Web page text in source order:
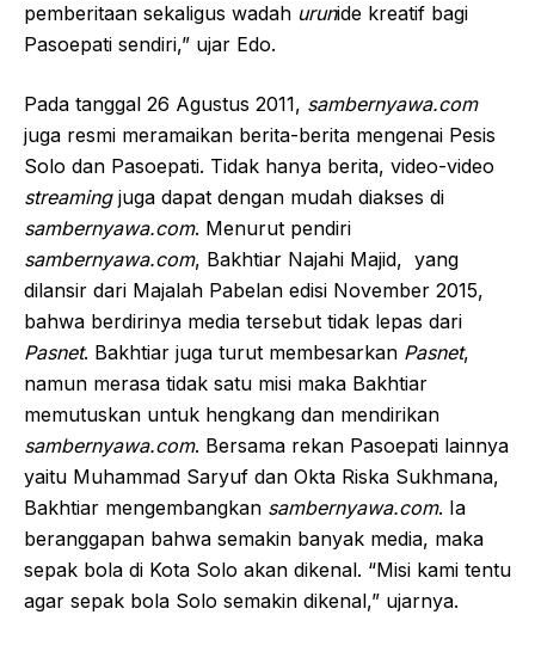
pemberitaan sekaligus wadah urunide kreatif bagi
Pasoepati sendiri,” ujar Edo.
Pada tanggal 26 Agustus 2011, sambernyawa.com
juga resmi meramaikan berita-berita mengenai Pesis
Solo dan Pasoepati. Tidak hanya berita, video-video
streaming juga dapat dengan mudah diakses di
sambernyawa.com. Menurut pendiri
sambernyawa.com, Bakhtiar Najahi Majid, yang
dilansir dari Majalah Pabelan edisi November 2015,
bahwa berdirinya media tersebut tidak lepas dari
Pasnet. Bakhtiar juga turut membesarkan Pasnet,
namun merasa tidak satu misi maka Bakhtiar
memutuskan untuk hengkang dan mendirikan
sambernyawa.com. Bersama rekan Pasoepati lainnya
yaitu Muhammad Saryuf dan Okta Riska Sukhmana,
Bakhtiar mengembangkan sambernyawa.com. Ia
beranggapan bahwa semakin banyak media, maka
sepak bola di Kota Solo akan dikenal. “Misi kami tentu
agar sepak bola Solo semakin dikenal,” ujarnya.